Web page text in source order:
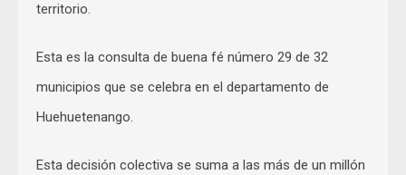
territorio.
Esta es la consulta de buena fé número 29 de 32
municipios que se celebra en el departamento de
Huehuetenango.
Esta decisión colectiva se suma a las más de un millón